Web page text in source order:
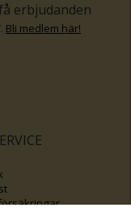
erbjudanden
. Bli medlem här!